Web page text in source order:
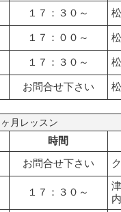
１７：３０～
１７：００～
１７：３０～
お問合せ下さい
月レッスン
時間
お問合せ下さい
１７：３０～